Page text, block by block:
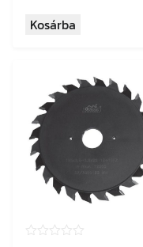
Kosárba